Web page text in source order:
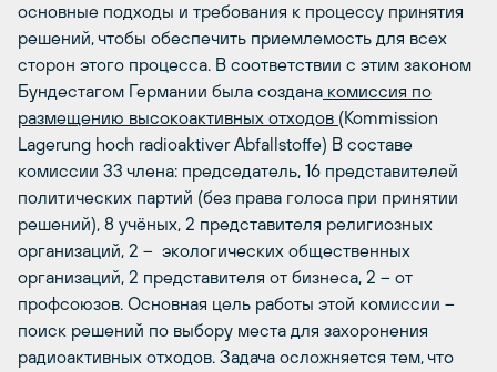
основные подходы и требования к процессу принятия
решений, чтобы обеспечить приемлемость для всех
сторон этого процесса. В соответствии с этим законом
Бундестагом Германии была создана комиссия по
размещению высокоактивных отходов (Kommission
Lagerung hoch radioaktiver Abfallstoffe) В составе
комиссии 33 члена: председатель, 16 представителей
политических партий (без права голоса при принятии
решений), 8 учёных, 2 представителя религиозных
организаций, 2 – экологических общественных
организаций, 2 представителя от бизнеса, 2 – от
профсоюзов. Основная цель работы этой комиссии –
поиск решений по выбору места для захоронения
радиоактивных отходов. Задача осложняется тем, что